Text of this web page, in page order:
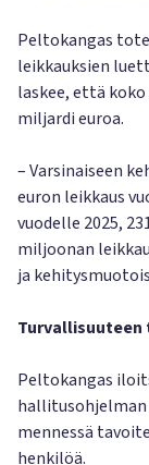
Peltokangas
leikkauksien
laskee, että
miljardi euroa.
– Varsinaiseen
euron leikkaus
vuodelle 2025,
miljoonan
ja
Peltokangas
hallitusohjelman
mennessä
henkilöä.